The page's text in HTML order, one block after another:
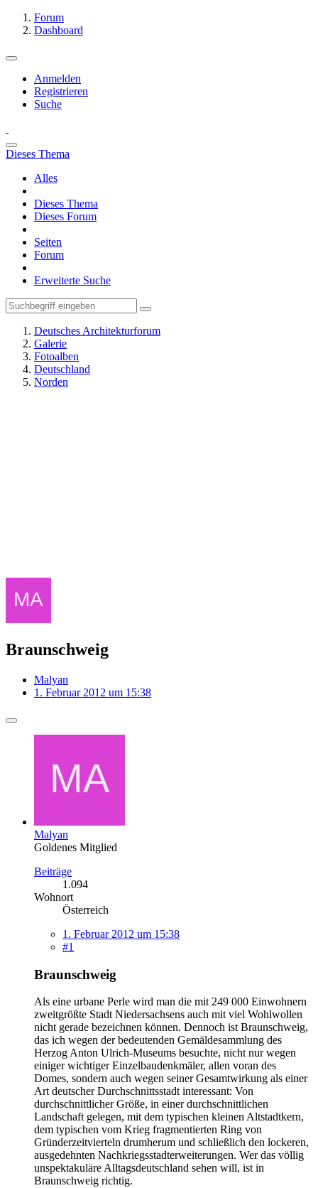
Forum
Dashboard
Anmelden
Registrieren
Suche
Dieses Thema
Alles
Dieses Thema
Dieses Forum
Seiten
Forum
Erweiterte Suche
Deutsches Architekturforum
Galerie
Fotoalben
Deutschland
Norden
Braunschweig
Malyan
1. Februar 2012 um 15:38
Malyan
Goldenes Mitglied
Beiträge
1.094
Wohnort
Österreich
1. Februar 2012 um 15:38
#1
Braunschweig
Als eine urbane Perle wird man die mit 249 000 Einwohnern
zweitgrößte Stadt Niedersachsens auch mit viel Wohlwollen
nicht gerade bezeichnen können. Dennoch ist Braunschweig,
das ich wegen der bedeutenden Gemäldesammlung des
Herzog Anton Ulrich-Museums besuchte, nicht nur wegen
einiger wichtiger Einzelbaudenkmäler, allen voran des
Domes, sondern auch wegen seiner Gesamtwirkung als einer
Art deutscher Durchschnittsstadt interessant: Von
durchschnittlicher Größe, in einer durchschnittlichen
Landschaft gelegen, mit dem typischen kleinen Altstadtkern,
dem typischen vom Krieg fragmentierten Ring von
Gründerzeitvierteln drumherum und schließlich den lockeren,
ausgedehnten Nachkriegsstadterweiterungen. Wer das völlig
unspektakuläre Alltagsdeutschland sehen will, ist in
Braunschweig richtig.